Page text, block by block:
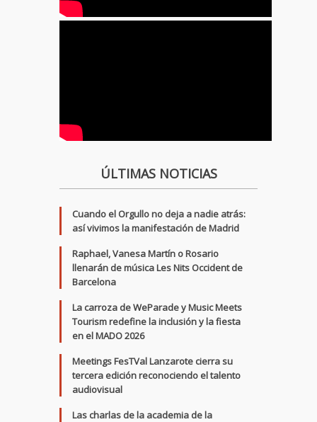
ÚLTIMAS NOTICIAS
Cuando el Orgullo no deja a nadie atrás:
así vivimos la manifestación de Madrid
Raphael, Vanesa Martín o Rosario
llenarán de música Les Nits Occident de
Barcelona
La carroza de WeParade y Music Meets
Tourism redefine la inclusión y la fiesta
en el MADO 2026
Meetings FesTVal Lanzarote cierra su
tercera edición reconociendo el talento
audiovisual
Las charlas de la academia de la